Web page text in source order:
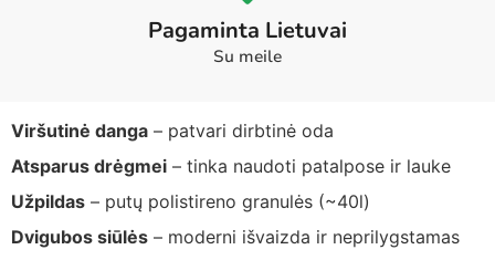
Pagaminta Lietuvai
Su meile
Viršutinė danga – patvari dirbtinė oda
Atsparus drėgmei – tinka naudoti patalpose ir lauke
Užpildas – putų polistireno granulės (~40l)
Dvigubos siūlės – moderni išvaizda ir neprilygstamas